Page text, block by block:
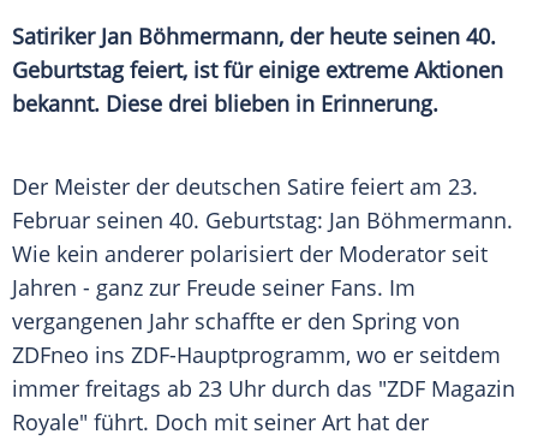
Satiriker Jan Böhmermann, der heute seinen 40.
Geburtstag feiert, ist für einige extreme Aktionen
bekannt. Diese drei blieben in Erinnerung.
Der Meister der deutschen Satire feiert am 23.
Februar seinen 40. Geburtstag: Jan Böhmermann.
Wie kein anderer polarisiert der Moderator seit
Jahren - ganz zur Freude seiner Fans. Im
vergangenen Jahr schaffte er den Spring von
ZDFneo ins ZDF-Hauptprogramm, wo er seitdem
immer freitags ab 23 Uhr durch das "ZDF Magazin
Royale" führt. Doch mit seiner Art hat der